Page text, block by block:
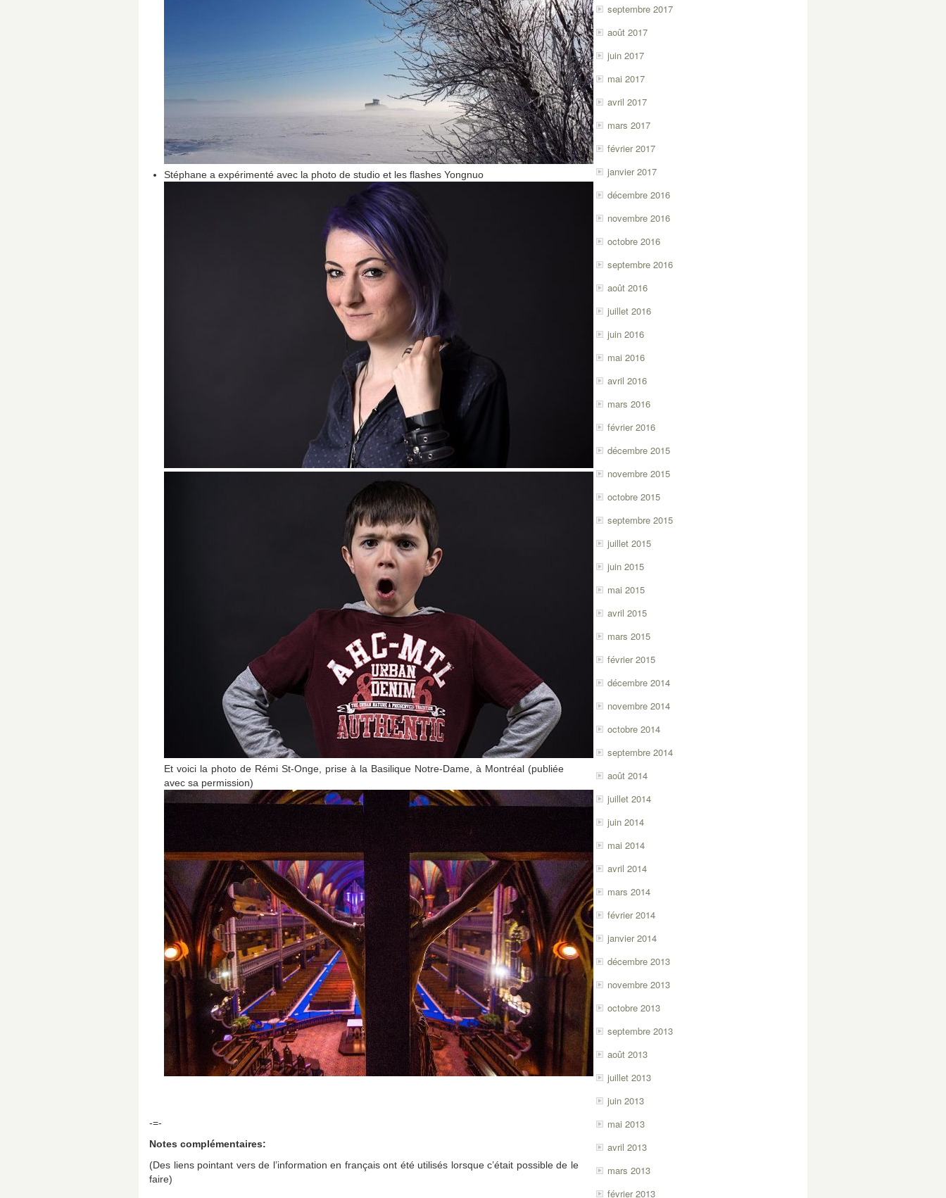
Stéphane a expérimenté avec la photo de studio et les flashes Yongnuo
Et voici la photo de Rémi St-Onge, prise à la Basilique Notre-Dame, à Montréal (publiée
avec sa permission)
-=-
Notes complémentaires:
(Des liens pointant vers de l’information en français ont été utilisés lorsque c’était possible de le
faire)
septembre 2017
août 2017
juin 2017
mai 2017
avril 2017
mars 2017
février 2017
janvier 2017
décembre 2016
novembre 2016
octobre 2016
septembre 2016
août 2016
juillet 2016
juin 2016
mai 2016
avril 2016
mars 2016
février 2016
décembre 2015
novembre 2015
octobre 2015
septembre 2015
juillet 2015
juin 2015
mai 2015
avril 2015
mars 2015
février 2015
décembre 2014
novembre 2014
octobre 2014
septembre 2014
août 2014
juillet 2014
juin 2014
mai 2014
avril 2014
mars 2014
février 2014
janvier 2014
décembre 2013
novembre 2013
octobre 2013
septembre 2013
août 2013
juillet 2013
juin 2013
mai 2013
avril 2013
mars 2013
février 2013